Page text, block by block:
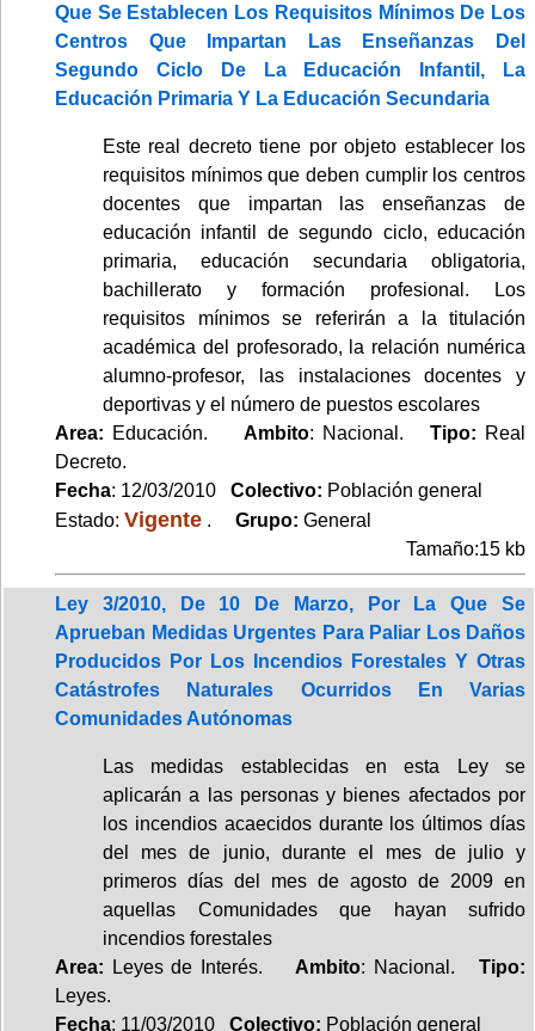
Que Se Establecen Los Requisitos Mínimos De Los
Centros Que Impartan Las Enseñanzas Del
Segundo Ciclo De La Educación Infantil, La
Educación Primaria Y La Educación Secundaria
Este real decreto tiene por objeto establecer los
requisitos mínimos que deben cumplir los centros
docentes que impartan las enseñanzas de
educación infantil de segundo ciclo, educación
primaria, educación secundaria obligatoria,
bachillerato y formación profesional. Los
requisitos mínimos se referirán a la titulación
académica del profesorado, la relación numérica
alumno-profesor, las instalaciones docentes y
deportivas y el número de puestos escolares
Area: Educación. Ambito: Nacional. Tipo: Real
Decreto.
Fecha: 12/03/2010 Colectivo: Población general
Estado: Vigente . Grupo: General
Tamaño:15 kb
Ley 3/2010, De 10 De Marzo, Por La Que Se
Aprueban Medidas Urgentes Para Paliar Los Daños
Producidos Por Los Incendios Forestales Y Otras
Catástrofes Naturales Ocurridos En Varias
Comunidades Autónomas
Las medidas establecidas en esta Ley se
aplicarán a las personas y bienes afectados por
los incendios acaecidos durante los últimos días
del mes de junio, durante el mes de julio y
primeros días del mes de agosto de 2009 en
aquellas Comunidades que hayan sufrido
incendios forestales
Area: Leyes de Interés. Ambito: Nacional.Tipo:
Leyes.
Fecha: 11/03/2010 Colectivo: Población general